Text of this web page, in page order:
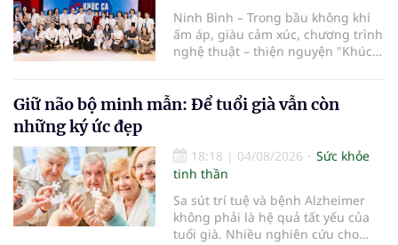
Ninh Bình – Trong bầu không khí
ấm áp, giàu cảm xúc, chương trình
nghệ thuật – thiện nguyện "Khúc
điểm dừng chân đầu tiên tại Bệnh
viện Bạch Mai cơ sở Ninh Bình.
Giữ não bộ minh mẫn: Để tuổi già vẫn còn
những ký ức đẹp
18:18 | 04/08/2026
Sức khỏe
tinh thần
Sa sút trí tuệ và bệnh Alzheimer
không phải là hệ quả tất yếu của
tuổi già. Nhiều nghiên cứu cho